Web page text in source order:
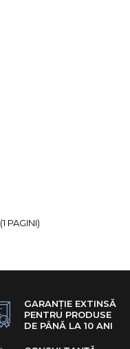
Lei
LOMBAR 25 cm –
si Lana
ADAUGĂ ÎN COŞ
PAGINI)
GARANȚIE EXTINSĂ
PENTRU PRODUSE
DE PÂNĂ LA 10 ANI